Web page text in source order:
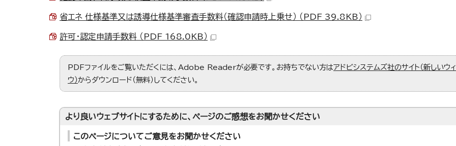
省エネ 仕様基準又は誘導仕様基準審査手数料（確認申請時上乗せ） （PDF 39.8KB）
許可・認定申請手数料 （PDF 168.0KB）
PDFファイルをご覧いただくには、Adobe Readerが必要です。お持ちでない方はアドビシステムズ社のサイト（新しいウ
ウ）からダウンロード（無料）してください。
より良いウェブサイトにするために、ページのご感想をお聞かせください
このページについてご意見をお聞かせください